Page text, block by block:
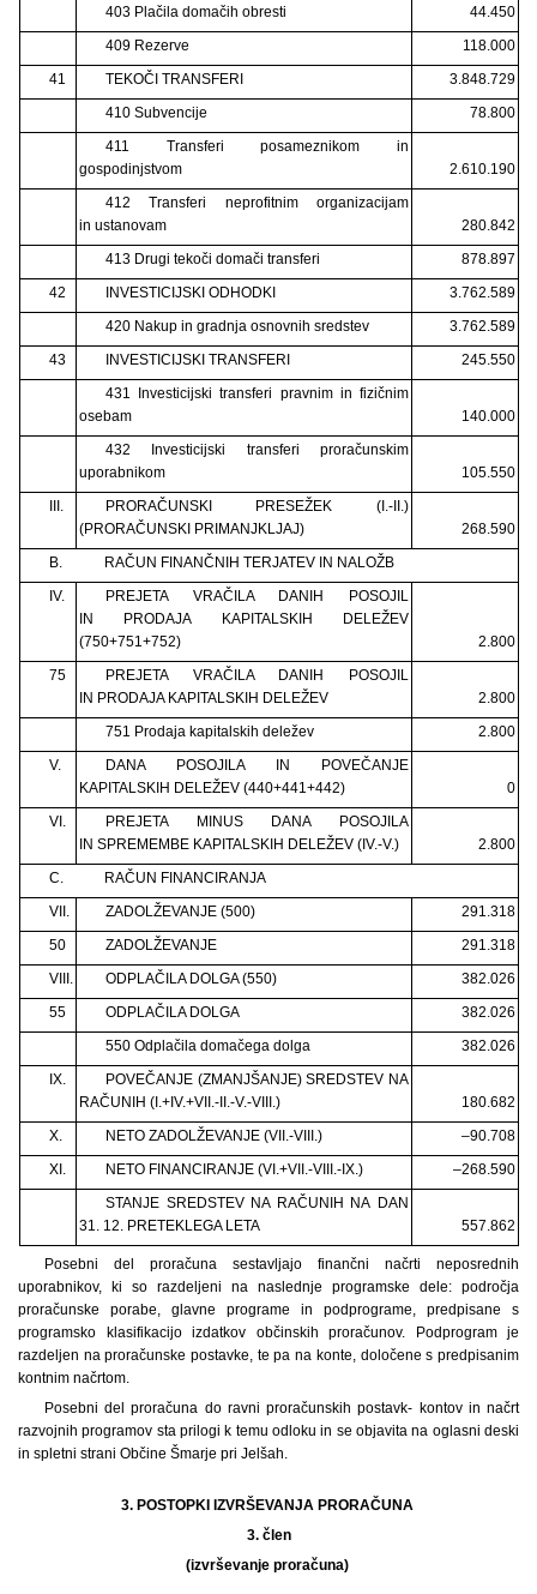
403 Plačila domačih obresti
44.450
409 Rezerve
118.000
41
TEKOČI TRANSFERI
3.848.729
410 Subvencije
78.800
411 Transferi posameznikom in
gospodinjstvom
2.610.190
412 Transferi neprofitnim organizacijam
in ustanovam
280.842
413 Drugi tekoči domači transferi
878.897
42
INVESTICIJSKI ODHODKI
3.762.589
420 Nakup in gradnja osnovnih sredstev
3.762.589
43
INVESTICIJSKI TRANSFERI
245.550
431 Investicijski transferi pravnim in fizičnim
osebam
140.000
432 Investicijski transferi proračunskim
uporabnikom
105.550
III.
PRORAČUNSKI PRESEŽEK (I.-II.)
(PRORAČUNSKI PRIMANJKLJAJ)
268.590
B.
RAČUN FINANČNIH TERJATEV IN NALOŽB
IV.
PREJETA VRAČILA DANIH POSOJIL
IN PRODAJA KAPITALSKIH DELEŽEV
(750+751+752)
2.800
75
PREJETA VRAČILA DANIH POSOJIL
IN PRODAJA KAPITALSKIH DELEŽEV
2.800
751 Prodaja kapitalskih deležev
2.800
V.
DANA POSOJILA IN POVEČANJE
KAPITALSKIH DELEŽEV (440+441+442)
0
VI.
PREJETA MINUS DANA POSOJILA
IN SPREMEMBE KAPITALSKIH DELEŽEV (IV.-V.)
2.800
C.
RAČUN FINANCIRANJA
VII.
ZADOLŽEVANJE (500)
291.318
50
ZADOLŽEVANJE
291.318
VIII.
ODPLAČILA DOLGA (550)
382.026
55
ODPLAČILA DOLGA
382.026
550 Odplačila domačega dolga
382.026
IX.
POVEČANJE (ZMANJŠANJE) SREDSTEV NA
RAČUNIH (I.+IV.+VII.-II.-V.-VIII.)
180.682
X.
NETO ZADOLŽEVANJE (VII.-VIII.)
–90.708
XI.
NETO FINANCIRANJE (VI.+VII.-VIII.-IX.)
–268.590
STANJE SREDSTEV NA RAČUNIH NA DAN
31. 12. PRETEKLEGA LETA
557.862
Posebni del proračuna sestavljajo finančni načrti neposrednih
uporabnikov, ki so razdeljeni na naslednje programske dele: področja
proračunske porabe, glavne programe in podprograme, predpisane s
programsko klasifikacijo izdatkov občinskih proračunov. Podprogram je
razdeljen na proračunske postavke, te pa na konte, določene s predpisanim
kontnim načrtom.
Posebni del proračuna do ravni proračunskih postavk- kontov in načrt
razvojnih programov sta prilogi k temu odloku in se objavita na oglasni deski
in spletni strani Občine Šmarje pri Jelšah.
3. POSTOPKI IZVRŠEVANJA PRORAČUNA
3. člen
(izvrševanje proračuna)